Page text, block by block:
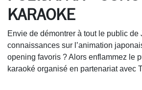
KARAOKE
Envie de démontrer à tout le public de
connaissances sur l’animation
opening favoris ? Alors enflammez le
karaoké organisé en partenariat avec